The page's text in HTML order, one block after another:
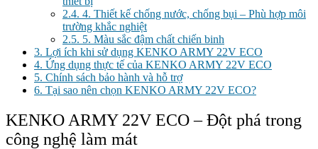
2.4. 4. Thiết kế chống nước, chống bụi – Phù hợp môi
trường khắc nghiệt
2.5. 5. Màu sắc đậm chất chiến binh
3. Lợi ích khi sử dụng KENKO ARMY 22V ECO
4. Ứng dụng thực tế của KENKO ARMY 22V ECO
5. Chính sách bảo hành và hỗ trợ
6. Tại sao nên chọn KENKO ARMY 22V ECO?
KENKO ARMY 22V ECO – Đột phá trong
công nghệ làm mát